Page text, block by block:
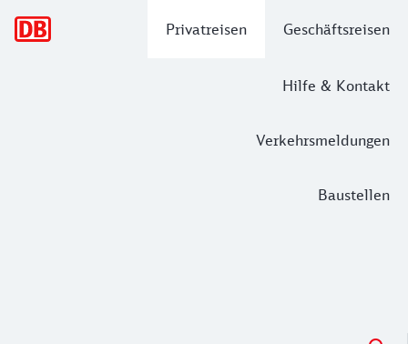
Privatreisen Geschäftsreisen
Hilfe & Kontakt
Verkehrsmeldungen
Baustellen